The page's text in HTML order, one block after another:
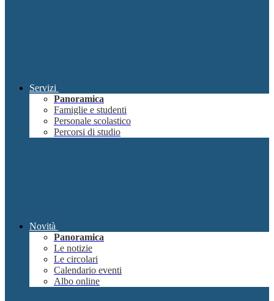
Servizi
Panoramica
Famiglie e studenti
Personale scolastico
Percorsi di studio
Novità
Panoramica
Le notizie
Le circolari
Calendario eventi
Albo online